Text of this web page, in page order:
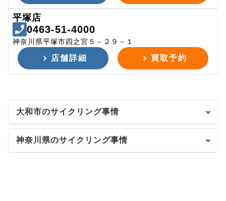
平塚店
0463-51-4000
神奈川県平塚市四之宮５－２９－１
店舗詳細 買取予約
大和市のサイクリング事情
神奈川県のサイクリング事情